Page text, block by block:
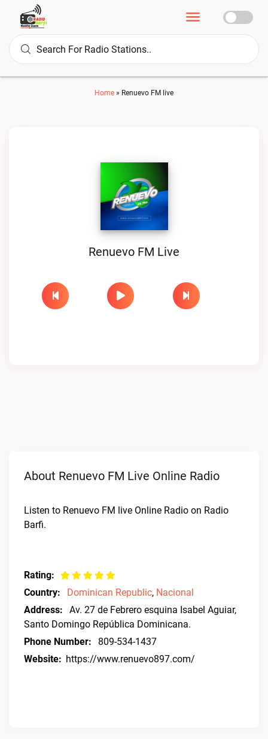
Home » Renuevo FM live
Renuevo FM Live
About Renuevo FM Live Online Radio
Listen to Renuevo FM live Online Radio on Radio
Barfi.
Rating:
Country:
Dominican Republic, Nacional
Address:
Av. 27 de Febrero esquina Isabel Aguiar,
Santo Domingo República Dominicana.
Phone Number:
809-534-1437​
Website: https://www.renuevo897.com/